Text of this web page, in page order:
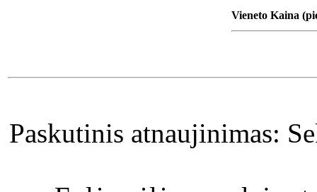
Vieneto Kaina
Paskutinis atnaujinimas: